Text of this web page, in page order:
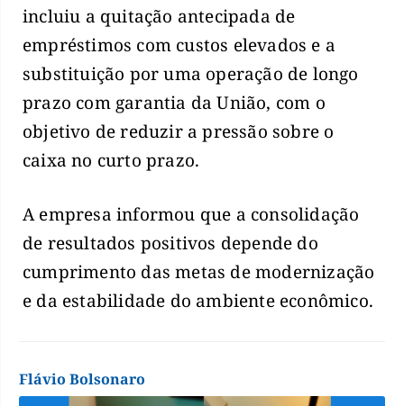
incluiu a quitação antecipada de
empréstimos com custos elevados e a
substituição por uma operação de longo
prazo com garantia da União, com o
objetivo de reduzir a pressão sobre o
caixa no curto prazo.
A empresa informou que a consolidação
de resultados positivos depende do
cumprimento das metas de modernização
e da estabilidade do ambiente econômico.
Flávio Bolsonaro